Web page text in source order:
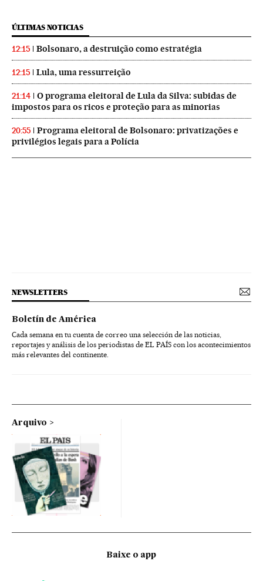
ÚLTIMAS NOTICIAS
12:15 Bolsonaro, a destruição como estratégia
12:15 Lula, uma ressurreição
21:14
O programa eleitoral de Lula da Silva: subidas de
impostos para os ricos e proteção para as minorias
20:55
Programa eleitoral de Bolsonaro: privatizações e
privilégios legais para a Polícia
NEWSLETTERS
Boletín de América
Cada semana en tu cuenta de correo una selección de las noticias,
reportajes y análisis de los periodistas de EL PAÍS con los acontecimientos
más relevantes del continente.
Arquivo
Baixe o app